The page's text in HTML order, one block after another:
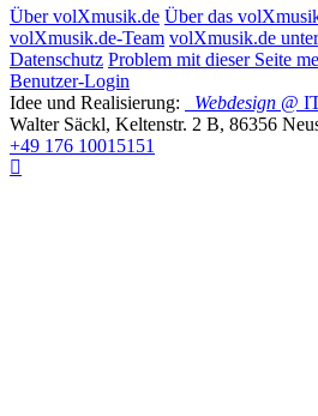
Über volXmusik.de Über das
volXmusik.de-Team volXmusik.de
Datenschutz Problem mit dieser Seite
Benutzer-Login
Idee und Realisierung:
Webdesign @
Walter Säckl, Keltenstr. 2 B, 86356
+49 176 10015151